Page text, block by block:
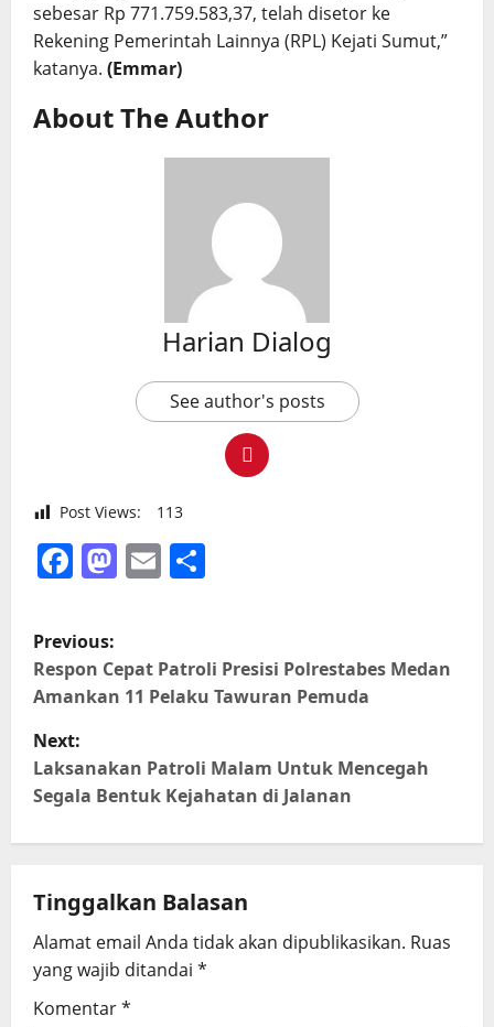
sebesar Rp 771.759.583,37, telah disetor ke
Rekening Pemerintah Lainnya (RPL) Kejati Sumut,”
katanya. (Emmar)
About The Author
Harian Dialog
See author's posts
Post Views: 113
Facebook
Mastodon
Email
P
o
s
t
n
v
i
g
Previous:
Respon Cepat Patroli Presisi Polrestabes Medan
Amankan 11 Pelaku Tawuran Pemuda
Next:
Laksanakan Patroli Malam Untuk Mencegah
Segala Bentuk Kejahatan di Jalanan
Tinggalkan Balasan
Alamat email Anda tidak akan dipublikasikan. Ruas
yang wajib ditandai *
Komentar*